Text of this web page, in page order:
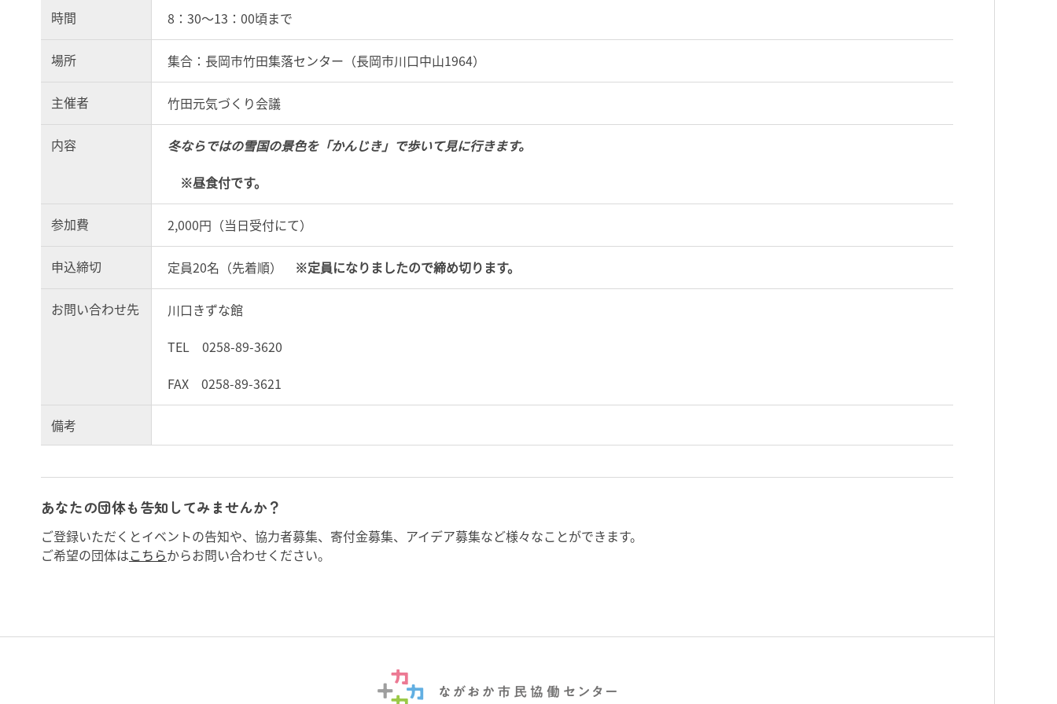
時間 8：30～13：00頃まで
場所 集合：長岡市竹田集落センター（長岡市川口中山1964）
主催者 竹田元気づくり会議
内容
冬ならではの雪国の景色を「かんじき」で歩いて見に行きます。
※昼食付です。
参加費 2,000円（当日受付にて）
申込締切 定員20名（先着順） ※定員になりましたので締め切ります。
お問い合わせ先
川口きずな館
TEL 0258-89-3620
FAX 0258-89-3621
備考
あなたの団体も告知してみませんか？
ご登録いただくとイベントの告知や、協力者募集、寄付金募集、アイデア募集など様々なことができます。
ご希望の団体はこちらからお問い合わせください。